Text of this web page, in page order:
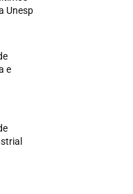
Unesp
e